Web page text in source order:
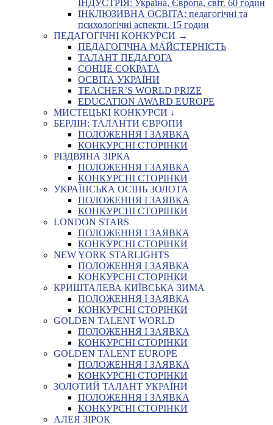
ІНДУСТРІЯ: Україна, Європа, світ. 60 годин
ІНКЛЮЗИВНА ОСВІТА: педагогічні та
психологічні аспекти. 15 годин
ПЕДАГОГІЧНІ КОНКУРСИ →
ПЕДАГОГІЧНА МАЙСТЕРНІСТЬ
ТАЛАНТ ПЕДАГОГА
СОНЦЕ СОКРАТА
ОСВІТА УКРАЇНИ
TEACHER’S WORLD PRIZE
EDUCATION AWARD EUROPE
МИСТЕЦЬКІ КОНКУРСИ ↓
БЕРЛІН: ТАЛАНТИ ЄВРОПИ
ПОЛОЖЕННЯ І ЗАЯВКА
КОНКУРСНІ СТОРІНКИ
РІЗДВЯНА ЗІРКА
ПОЛОЖЕННЯ І ЗАЯВКА
КОНКУРСНІ СТОРІНКИ
УКРАЇНСЬКА ОСІНЬ ЗОЛОТА
ПОЛОЖЕННЯ І ЗАЯВКА
КОНКУРСНІ СТОРІНКИ
LONDON STARS
ПОЛОЖЕННЯ І ЗАЯВКА
КОНКУРСНІ СТОРІНКИ
NEW YORK STARLIGHTS
ПОЛОЖЕННЯ І ЗАЯВКА
КОНКУРСНІ СТОРІНКИ
КРИШТАЛЕВА КИЇВСЬКА ЗИМА
ПОЛОЖЕННЯ І ЗАЯВКА
КОНКУРСНІ СТОРІНКИ
GOLDEN TALENT WORLD
ПОЛОЖЕННЯ І ЗАЯВКА
КОНКУРСНІ СТОРІНКИ
GOLDEN TALENT EUROPE
ПОЛОЖЕННЯ І ЗАЯВКА
КОНКУРСНІ СТОРІНКИ
ЗОЛОТИЙ ТАЛАНТ УКРАЇНИ
ПОЛОЖЕННЯ І ЗАЯВКА
КОНКУРСНІ СТОРІНКИ
АЛЕЯ ЗІРОК